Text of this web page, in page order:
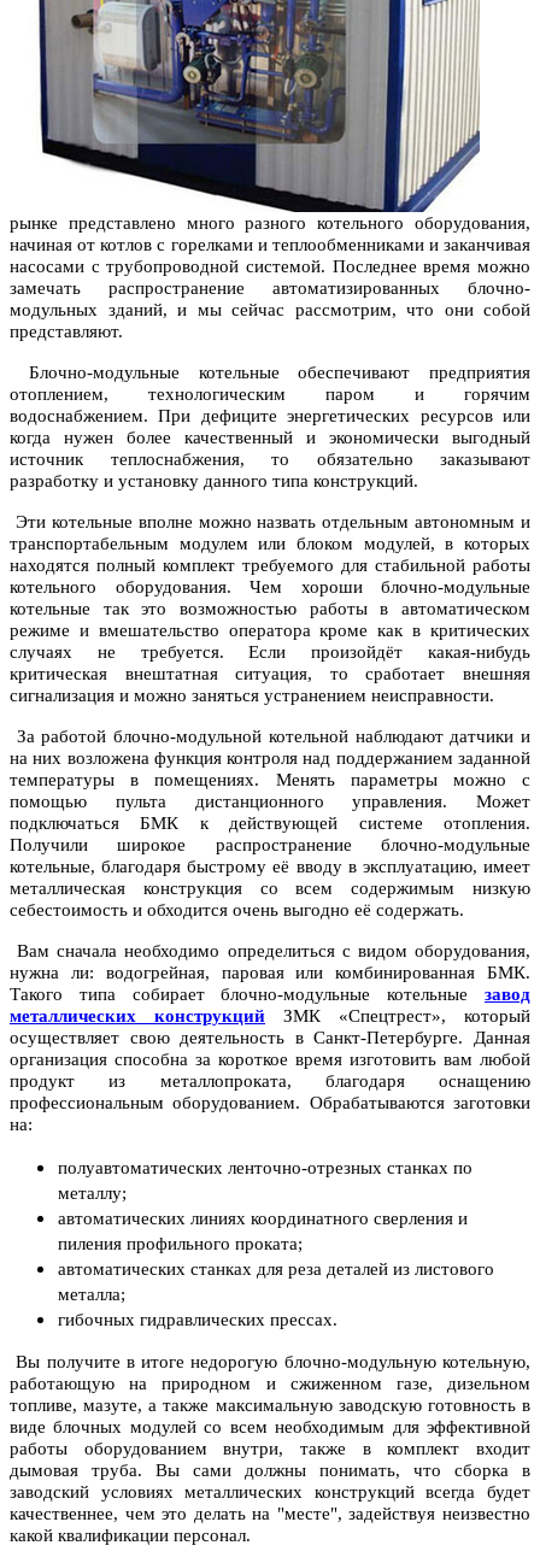
рынке представлено много разного котельного оборудования,
начиная от котлов с горелками и теплообменниками и заканчивая
насосами с трубопроводной системой. Последнее время можно
замечать распространение автоматизированных блочно-
модульных зданий, и мы сейчас рассмотрим, что они собой
представляют.
Блочно-модульные котельные обеспечивают предприятия
отоплением, технологическим паром и горячим
водоснабжением. При дефиците энергетических ресурсов или
когда нужен более качественный и экономически выгодный
источник теплоснабжения, то обязательно заказывают
разработку и установку данного типа конструкций.
Эти котельные вполне можно назвать отдельным автономным и
транспортабельным модулем или блоком модулей, в которых
находятся полный комплект требуемого для стабильной работы
котельного оборудования. Чем хороши блочно-модульные
котельные так это возможностью работы в автоматическом
режиме и вмешательство оператора кроме как в критических
случаях не требуется. Если произойдёт какая-нибудь
критическая внештатная ситуация, то сработает внешняя
сигнализация и можно заняться устранением неисправности.
За работой блочно-модульной котельной наблюдают датчики и
на них возложена функция контроля над поддержанием заданной
температуры в помещениях. Менять параметры можно с
помощью пульта дистанционного управления. Может
подключаться БМК к действующей системе отопления.
Получили широкое распространение блочно-модульные
котельные, благодаря быстрому её вводу в эксплуатацию, имеет
металлическая конструкция со всем содержимым низкую
себестоимость и обходится очень выгодно её содержать.
Вам сначала необходимо определиться с видом оборудования,
нужна ли: водогрейная, паровая или комбинированная БМК.
Такого типа собирает блочно-модульные котельные завод
металлических конструкций ЗМК «Спецтрест», который
осуществляет свою деятельность в Санкт-Петербурге. Данная
организация способна за короткое время изготовить вам любой
продукт из металлопроката, благодаря оснащению
профессиональным оборудованием. Обрабатываются заготовки
на:
полуавтоматических ленточно-отрезных станках по
металлу;
автоматических линиях координатного сверления и
пиления профильного проката;
автоматических станках для реза деталей из листового
металла;
гибочных гидравлических прессах.
Вы получите в итоге недорогую блочно-модульную котельную,
работающую на природном и сжиженном газе, дизельном
топливе, мазуте, а также максимальную заводскую готовность в
виде блочных модулей со всем необходимым для эффективной
работы оборудованием внутри, также в комплект входит
дымовая труба. Вы сами должны понимать, что сборка в
заводский условиях металлических конструкций всегда будет
качественнее, чем это делать на "месте", задействуя неизвестно
какой квалификации персонал.